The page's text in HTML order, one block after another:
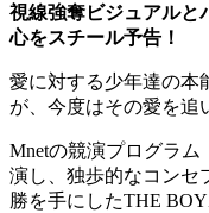
視線強奪ビジュアルと
心をスチール予告！
愛に対する少年達の本
が、今度はその愛を追
Mnetの競演プログラ
演し、独歩的なコンセ
勝を手にしたTHE